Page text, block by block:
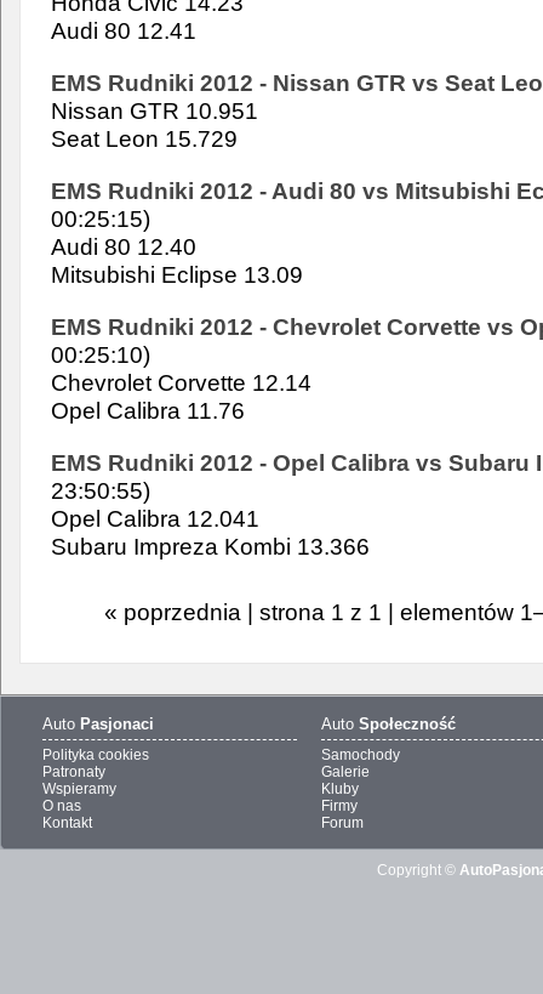
Audi 80 12.41
EMS Rudniki 2012 - Nissan GTR vs Seat
Nissan GTR 10.951
Seat Leon 15.729
EMS Rudniki 2012 - Audi 80 vs Mitsubishi
00:25:15)
Audi 80 12.40
Mitsubishi Eclipse 13.09
EMS Rudniki 2012 - Chevrolet Corvette vs
00:25:10)
Chevrolet Corvette 12.14
Opel Calibra 11.76
EMS Rudniki 2012 - Opel Calibra vs Subaru
23:50:55)
Opel Calibra 12.041
Subaru Impreza Kombi 13.366
« poprzednia | strona 1 z 1 | elementów
Auto Pasjonaci
Polityka cookies
Patronaty
Wspieramy
O nas
Kontakt
Auto Społeczność
Samochody
Galerie
Kluby
Firmy
Forum
Copyright ©